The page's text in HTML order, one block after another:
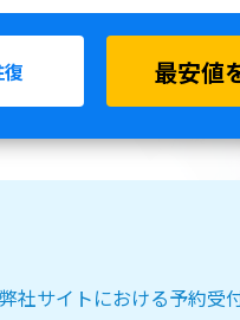
最安値
社サイトにおける予約受